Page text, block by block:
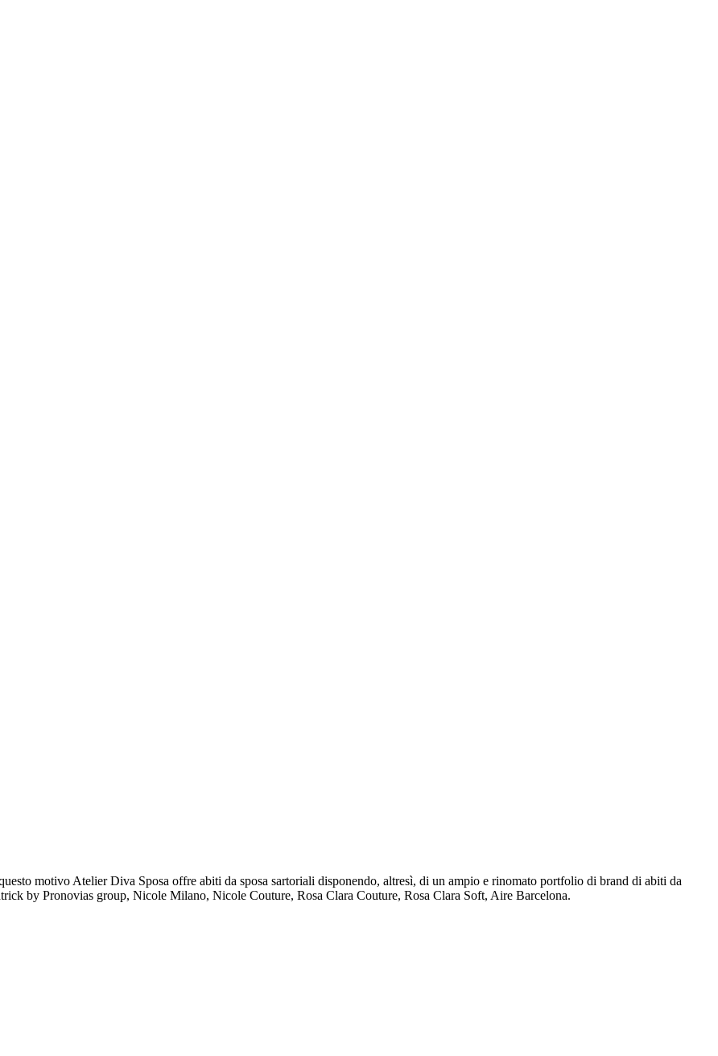
motivo Atelier Diva Sposa offre abiti da sposa sartoriali disponendo, altresì, di un ampio e rinomato portfolio di brand di abiti da
by Pronovias group, Nicole Milano, Nicole Couture, Rosa Clara Couture, Rosa Clara Soft, Aire Barcelona.